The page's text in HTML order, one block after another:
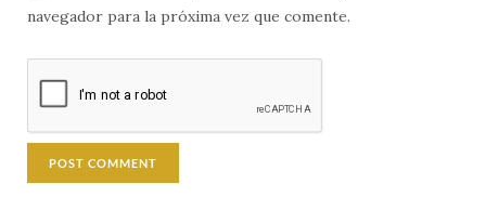
navegador para la próxima vez que comente.